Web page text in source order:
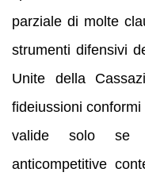
parziale di molte
strumenti difensivi
Unite della
fideiussioni
valide solo se
anticompetitive